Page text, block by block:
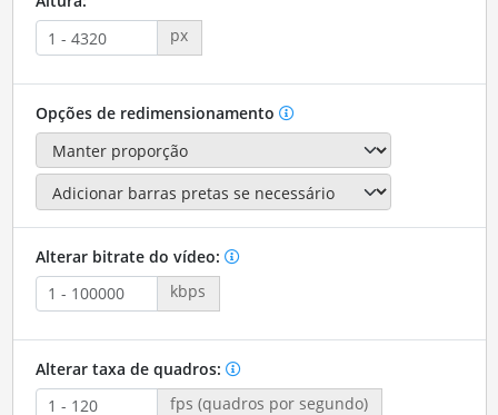
px
Opções de redimensionamento
Alterar bitrate do vídeo:
kbps
Alterar taxa de quadros:
fps (quadros por segundo)